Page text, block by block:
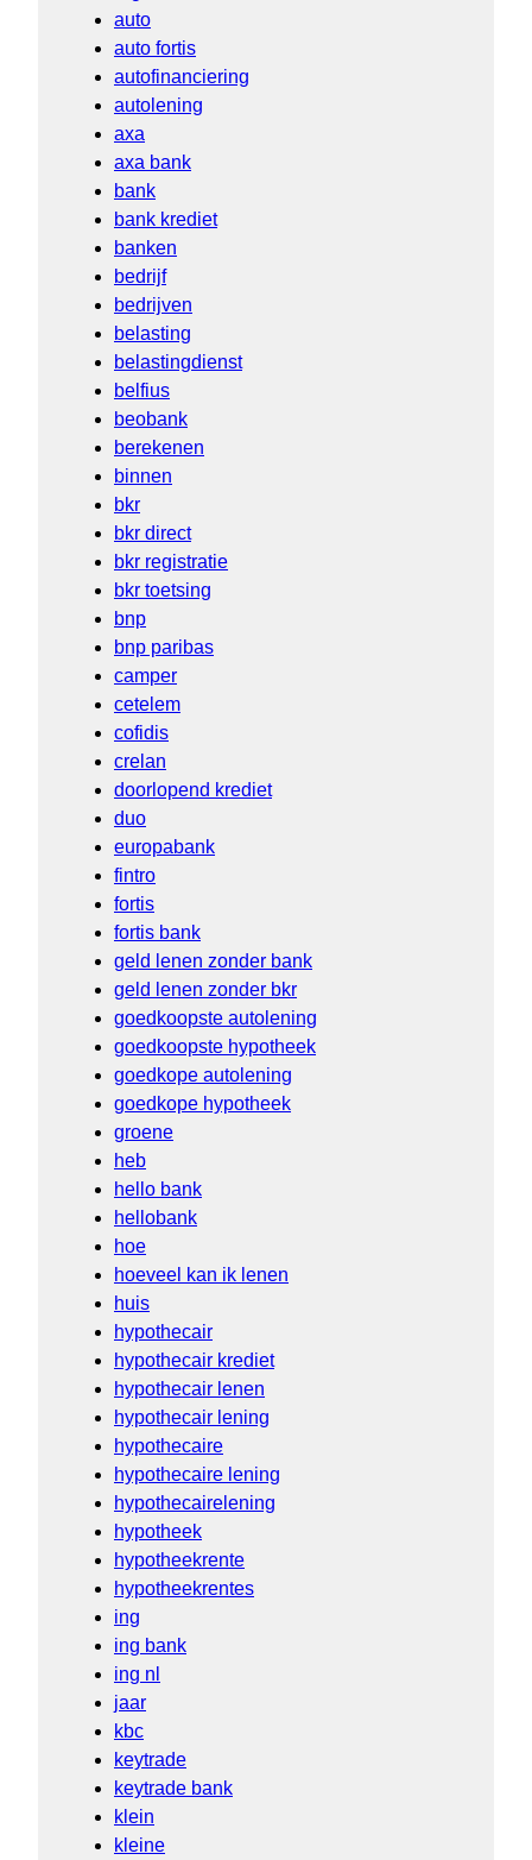
auto
auto fortis
autofinanciering
autolening
axa
axa bank
bank
bank krediet
banken
bedrijf
bedrijven
belasting
belastingdienst
belfius
beobank
berekenen
binnen
bkr
bkr direct
bkr registratie
bkr toetsing
bnp
bnp paribas
camper
cetelem
cofidis
crelan
doorlopend krediet
duo
europabank
fintro
fortis
fortis bank
geld lenen zonder bank
geld lenen zonder bkr
goedkoopste autolening
goedkoopste hypotheek
goedkope autolening
goedkope hypotheek
groene
heb
hello bank
hellobank
hoe
hoeveel kan ik lenen
huis
hypothecair
hypothecair krediet
hypothecair lenen
hypothecair lening
hypothecaire
hypothecaire lening
hypothecairelening
hypotheek
hypotheekrente
hypotheekrentes
ing
ing bank
ing nl
jaar
kbc
keytrade
keytrade bank
klein
kleine